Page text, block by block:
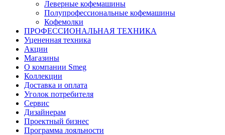
Леверные кофемашины
Полупрофессиональные кофемашины
Кофемолки
ПРОФЕССИОНАЛЬНАЯ ТЕХНИКА
Уцененная техника
Акции
Магазины
О компании Smeg
Коллекции
Доставка и оплата
Уголок потребителя
Сервис
Дизайнерам
Проектный бизнес
Программа лояльности